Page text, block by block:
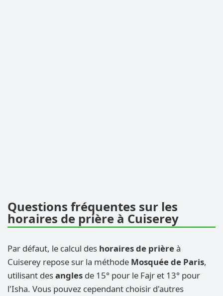
Questions fréquentes sur les
horaires de prière à Cuiserey
Par défaut, le calcul des horaires de prièreà
Cuiserey repose sur la méthode Mosquée de Paris,
utilisant desangles de 15° pour le Fajr et 13° pour
l'Isha. Vous pouvez cependant choisir d'autres